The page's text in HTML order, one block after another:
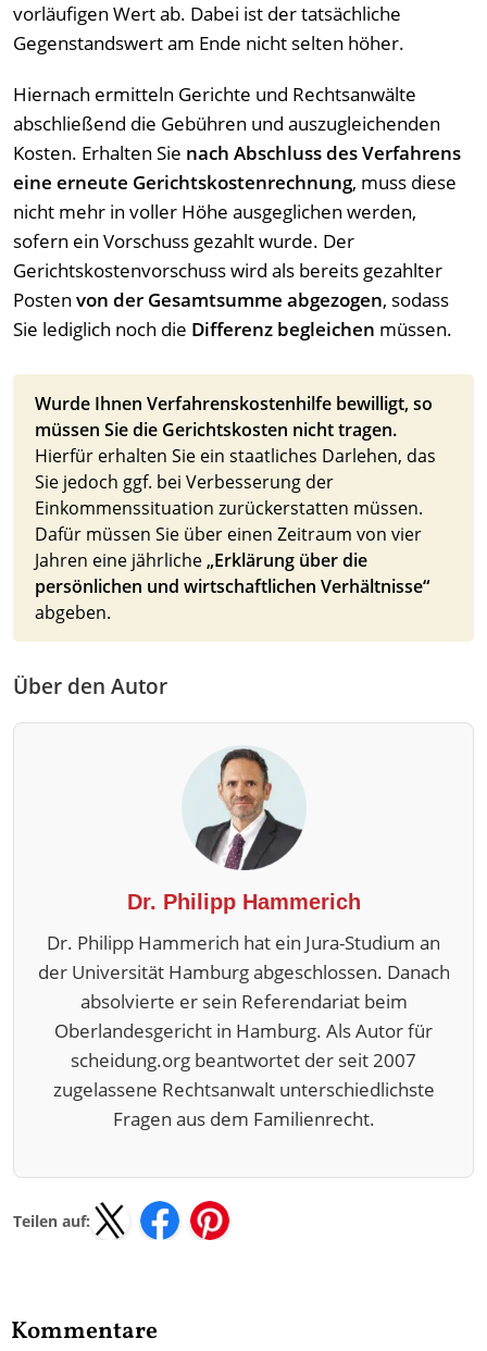
vorläufigen Wert ab. Dabei ist der tatsächliche
Gegenstandswert am Ende nicht selten höher.
Hiernach ermitteln Gerichte und Rechtsanwälte
abschließend die Gebühren und auszugleichenden
Kosten. Erhalten Sie nach Abschluss des Verfahrens
eine erneute Gerichtskostenrechnung, muss diese
nicht mehr in voller Höhe ausgeglichen werden,
sofern ein Vorschuss gezahlt wurde. Der
Gerichtskostenvorschuss wird als bereits gezahlter
Posten von der Gesamtsumme abgezogen, sodass
Sie lediglich noch die Differenz begleichen müssen.
Wurde Ihnen Verfahrenskostenhilfe bewilligt, so
müssen Sie die Gerichtskosten nicht tragen.
Hierfür erhalten Sie ein staatliches Darlehen, das
Sie jedoch ggf. bei Verbesserung der
Einkommenssituation zurückerstatten müssen.
Dafür müssen Sie über einen Zeitraum von vier
Jahren eine jährliche„Erklärung über die
persönlichen und wirtschaftlichen Verhältnisse“
abgeben.
Über den Autor
Dr. Philipp Hammerich
Dr. Philipp Hammerich hat ein Jura-Studium an
der Universität Hamburg abgeschlossen. Danach
absolvierte er sein Referendariat beim
Oberlandesgericht in Hamburg. Als Autor für
scheidung.org beantwortet der seit 2007
zugelassene Rechtsanwalt unterschiedlichste
Fragen aus dem Familienrecht.
Teilen auf:
Kommentare